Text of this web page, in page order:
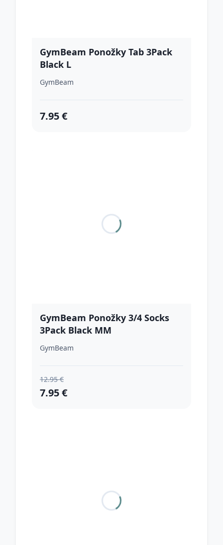
GymBeam Ponožky Tab 3Pack
Black L
GymBeam
7.95 €
GymBeam Ponožky 3/4 Socks
3Pack Black MM
GymBeam
12.95 €
7.95 €